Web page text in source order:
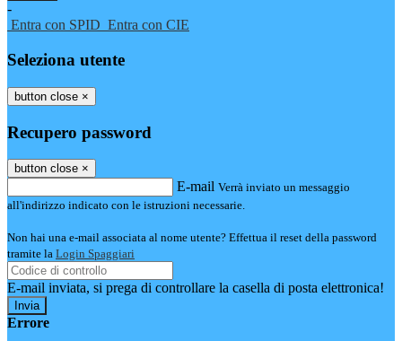
-
Entra con SPID Entra con CIE
Seleziona utente
button close ×
Recupero password
button close ×
E-mail Verrà inviato un messaggio
all'indirizzo indicato con le istruzioni necessarie.
Non hai una e-mail associata al nome utente? Effettua il reset della password
tramite la Login Spaggiari
E-mail inviata, si prega di controllare la casella di posta elettronica!
Errore